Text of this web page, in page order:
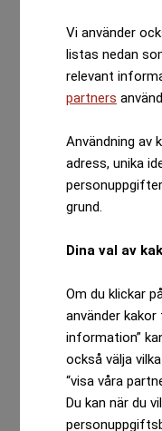
Vi använder
listas nedan
relevant
partners
Användning av
adress, unika
grund.
Dina val av
Om du klickar
använder kakor
information”
också välja
“visa våra
Du kan när du